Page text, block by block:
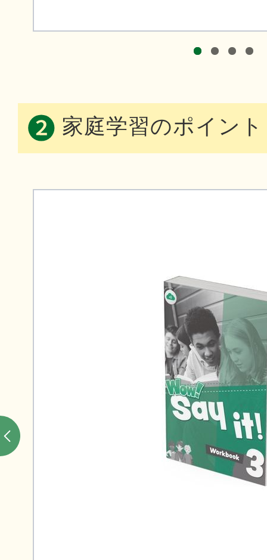
家庭学習のポイント